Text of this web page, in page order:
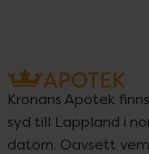
Kronans Apotek
syd till Lappland i
datorn. Oavsett